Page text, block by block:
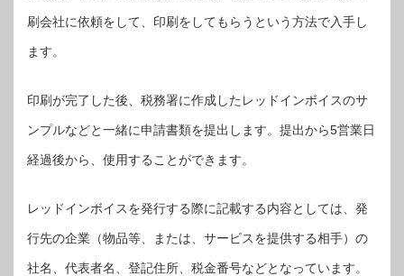
刷会社に依頼をして、印刷をしてもらうという方法で入手し
ます。
印刷が完了した後、税務署に作成したレッドインボイスのサ
ンプルなどと一緒に申請書類を提出します。提出から5営業日
経過後から、使用することができます。
レッドインボイスを発行する際に記載する内容としては、発
行先の企業（物品等、または、サービスを提供する相手）の
社名、代表者名、登記住所、税金番号などとなっています。